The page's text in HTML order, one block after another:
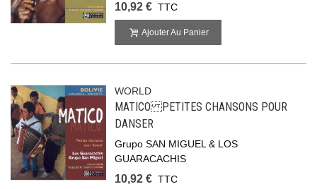
10,92 € TTC
Ajouter Au Panier
WORLD
MATICO PETITES CHANSONS POUR
DANSER
Grupo SAN MIGUEL & LOS
GUARACACHIS
10,92 € TTC